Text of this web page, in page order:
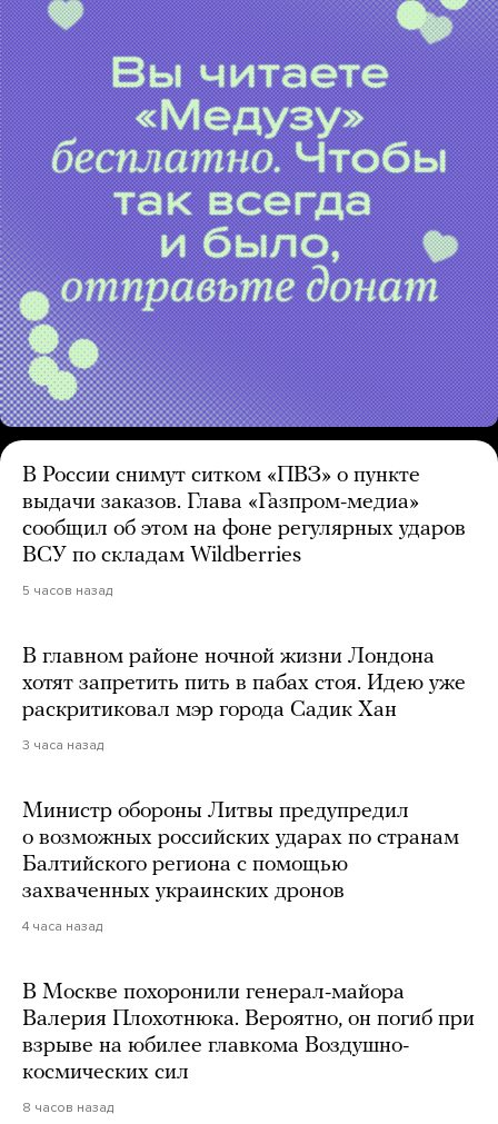
В России снимут ситком «ПВЗ» о пункте
выдачи заказов. Глава «Газпром-медиа»
сообщил об этом на фоне регулярных ударов
ВСУ по складам Wildberries
5 часов назад
В главном районе ночной жизни Лондона
хотят запретить пить в пабах стоя. Идею уже
раскритиковал мэр города Садик Хан
3 часа назад
Министр обороны Литвы предупредил
о возможных российских ударах по странам
Балтийского региона с помощью
захваченных украинских дронов
4 часа назад
В Москве похоронили генерал-майора
Валерия Плохотнюка. Вероятно, он погиб при
взрыве на юбилее главкома Воздушно-
космических сил
8 часов назад